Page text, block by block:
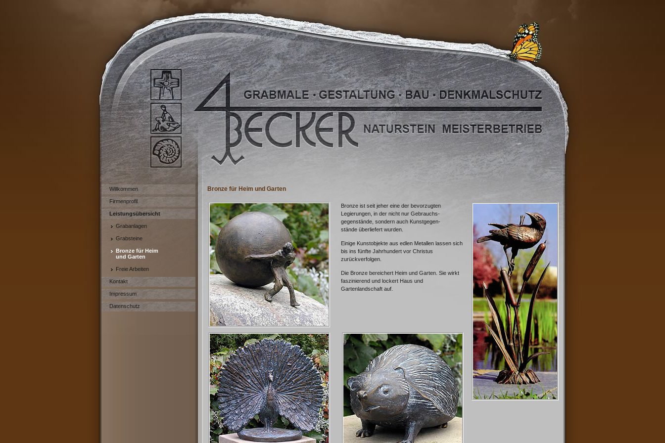
Willkommen
Firmenprofil
Leistungsübersicht
Grabanlagen
Grabsteine
Bronze für Heim
und Garten
Freie Arbeiten
Kontakt
Impressum
Datenschutz
Bronze für Heim und Garten
Bronze ist seit jeher eine der bevorzugten
Legierungen, in der nicht nur Gebrauchs-
gegenstände, sondern auch Kunstgegen-
stände überliefert wurden.
Einige Kunstobjekte aus edlen Metallen lassen sich
bis ins fünfte Jahrhundert vor Christus
zurückverfolgen.
Die Bronze bereichert Heim und Garten. Sie wirkt
faszinierend und lockert Haus und
Gartenlandschaft auf.